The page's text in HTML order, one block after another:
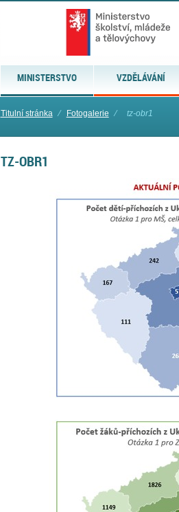
MINISTERSTVO VZDĚLÁVÁNÍ
Titulní stránka ⁄ Fotogalerie ⁄ tz-obr1
TZ-OBR1